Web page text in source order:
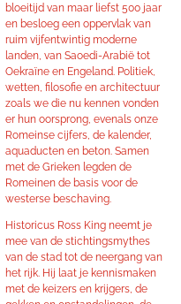
bloeitijd van maar liefst 500 jaar
en besloeg een oppervlak van
ruim vijfentwintig moderne
landen, van Saoedi-Arabië tot
Oekraïne en Engeland. Politiek,
wetten, filosofie en architectuur
zoals we die nu kennen vonden
er hun oorsprong, evenals onze
Romeinse cijfers, de kalender,
aquaducten en beton. Samen
met de Grieken legden de
Romeinen de basis voor de
westerse beschaving.
Historicus Ross King neemt je
mee van de stichtingsmythes
van de stad tot de neergang van
het rijk. Hij laat je kennismaken
met de keizers en krijgers, de